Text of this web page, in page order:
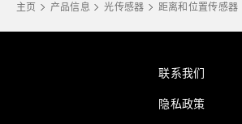
主页 产品信息 光传感器 距离和位置传感器
联系我们
隐私政策